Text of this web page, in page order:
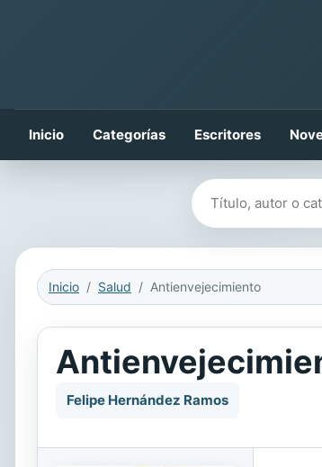
Inicio Categorías Escritores
Buscar libros
Inicio Salud Antienvejecimiento
Felipe Hernández Ramos